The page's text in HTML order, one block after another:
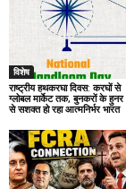
विशेष
राष्ट्रीय हथकरघा दिवस: करघों से
ग्लोबल मार्केट तक, बुनकरों के हुनर
से सशक्त हो रहा आत्मनिर्भर भारत